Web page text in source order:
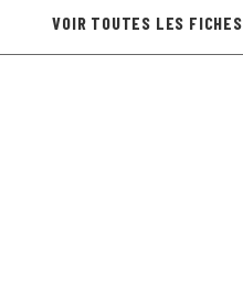
VOIR TOUTES LES FICHES